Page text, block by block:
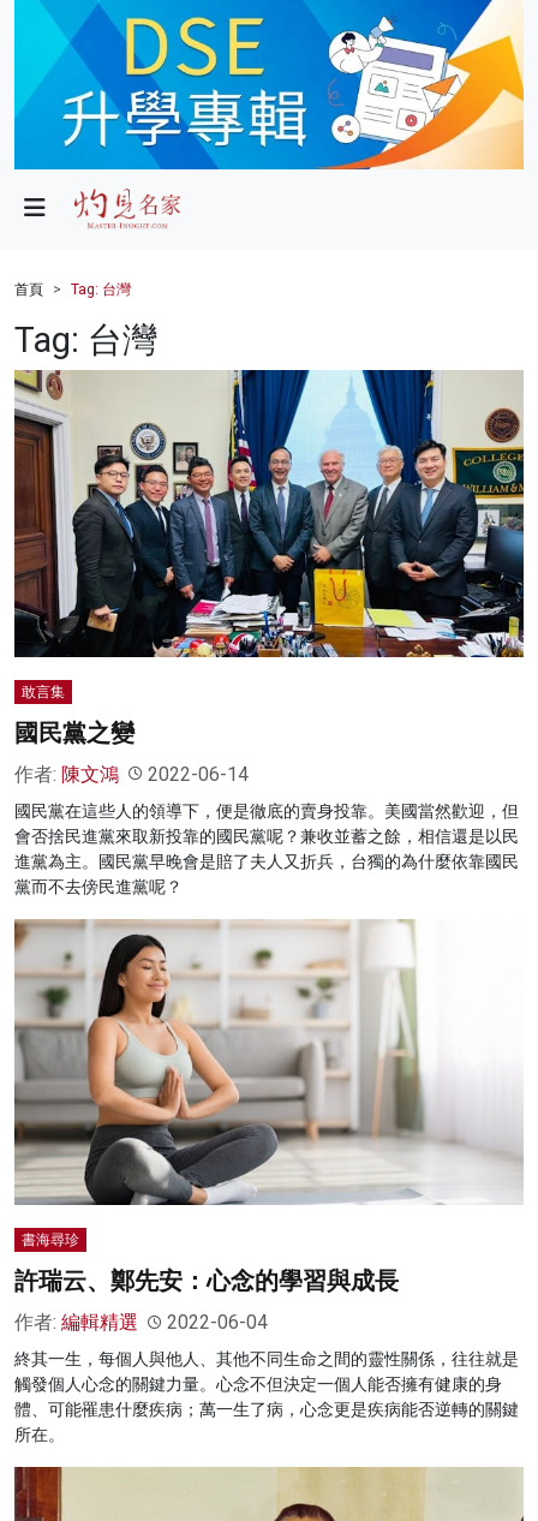
政局
財經
健康
商業
科技
影片
名家榜
灼見活動
首頁 Tag: 台灣
Tag: 台灣
敢言集
國民黨之變
作者: 陳文鴻 2022-06-14
國民黨在這些人的領導下，便是徹底的賣身投靠。美國當然歡迎，但
會否捨民進黨來取新投靠的國民黨呢？兼收並蓄之餘，相信還是以民
進黨為主。國民黨早晚會是賠了夫人又折兵，台獨的為什麼依靠國民
黨而不去傍民進黨呢？
書海尋珍
許瑞云、鄭先安：心念的學習與成長
作者: 編輯精選 2022-06-04
終其一生，每個人與他人、其他不同生命之間的靈性關係，往往就是
觸發個人心念的關鍵力量。心念不但決定一個人能否擁有健康的身
體、可能罹患什麼疾病；萬一生了病，心念更是疾病能否逆轉的關鍵
所在。